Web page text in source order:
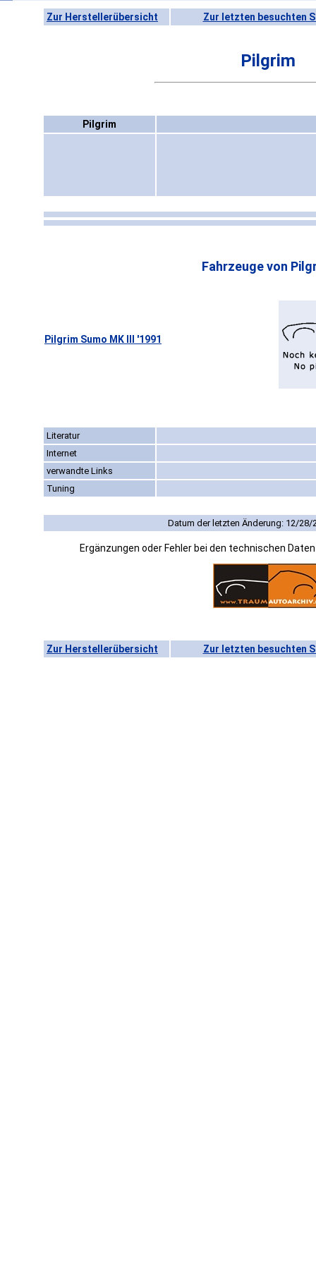
Zur Herstellerübersicht Zur letzten besuchten
Pilgrim
Pilgrim
Fahrzeuge von
Pilgrim Sumo MK III '1991
Literatur
Internet
verwandte Links
Tuning
Datum der letzten Änderung: 12/28/
Ergänzungen oder Fehler bei den technischen
Zur Herstellerübersicht Zur letzten besuchten